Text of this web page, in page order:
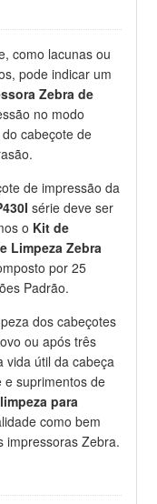
como lacunas ou
pode indicar um
Zebra de
no modo
cabeçote de
de impressão da
série deve ser
o Kit de
Limpeza Zebra
por 25
Padrão.
dos cabeçotes
ou após três
vida útil da cabeça
e suprimentos de
para
como bem
impressoras Zebra.